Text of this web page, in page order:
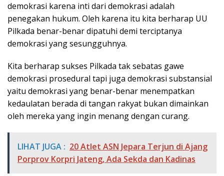
demokrasi karena inti dari demokrasi adalah
penegakan hukum. Oleh karena itu kita berharap UU
Pilkada benar-benar dipatuhi demi terciptanya
demokrasi yang sesungguhnya.
Kita berharap sukses Pilkada tak sebatas gawe
demokrasi prosedural tapi juga demokrasi substansial
yaitu demokrasi yang benar-benar menempatkan
kedaulatan berada di tangan rakyat bukan dimainkan
oleh mereka yang ingin menang dengan curang.
LIHAT JUGA : 20 Atlet ASN Jepara Terjun di Ajang
Porprov Korpri Jateng, Ada Sekda dan Kadinas